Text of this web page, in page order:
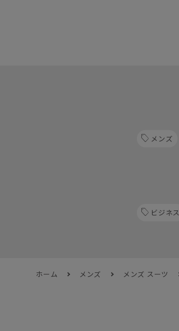
メンズ
ビジネス
ホーム メンズ メンズ スーツ